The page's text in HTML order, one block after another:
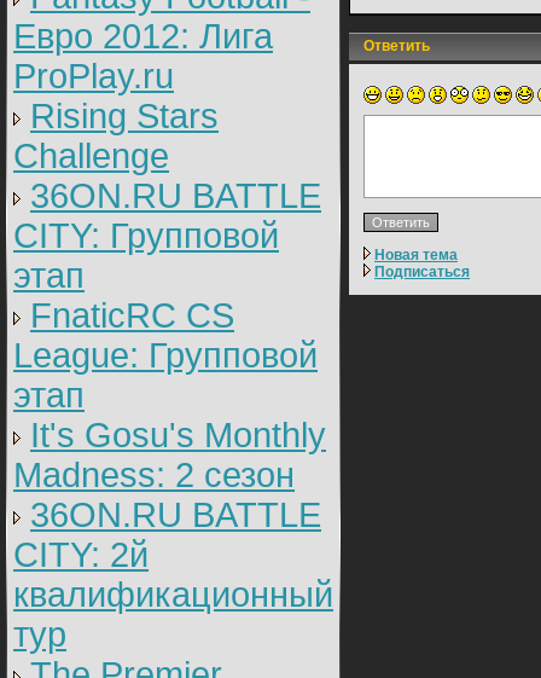
Евро 2012: Лига
ProPlay.ru
Rising Stars
Challenge
36ON.RU BATTLE
CITY: Групповой
этап
FnaticRC CS
League: Групповой
этап
It's Gosu's Monthly
Madness: 2 сезон
36ON.RU BATTLE
CITY: 2й
квалификационный
тур
Ответить
Новая тема
Подписаться